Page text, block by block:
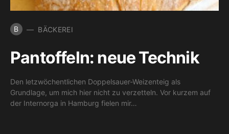
B BÄCKEREI
Pantoffeln: neue Technik
Den letzwöchentlichen Doppelsauer-Weizenteig als
Grundlage, um mich hier nicht zu verzetteln. Vor kurzem auf
der Internorga in Hamburg fielen mir…